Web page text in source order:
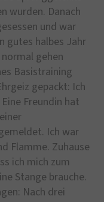
wurden. Danach
und war
gutes halbes Jahr
gehen
Basistraining
gepackt: Ich
Freundin hat
Ich war
Flamme. Zuhause
ich mich zum
Stange brauche.
Nach drei